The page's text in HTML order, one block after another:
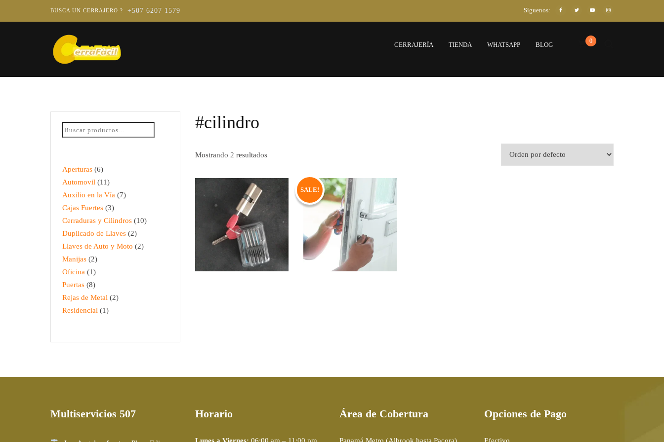
BUSCA UN CERRAJERO ? +507 6207 1579 Síguenos:
0
CERRAJERÍA TIENDA WHATSAPP BLOG
#cilindro
Mostrando 2 resultados
SALE!
Aperturas 6
Automovil
11
Auxilio en la Vía
7
Cajas Fuertes 3
Cerraduras y Cilindros
10
Duplicado de Llaves
2
Llaves de Auto y Moto
2
Manijas
2
Oficina
1
Puertas 8
Rejas de Metal
2
Residencial
1
Multiservicios 507 Horario
Lunes a Viernes: 06:00 am – 11:00 pm
Área de Cobertura
Panamá Metro (Albrook hasta Pacora)
Opciones de Pago
Efectivo